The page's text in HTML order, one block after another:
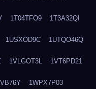
1T04TFO9 1T3A32QI
1USXOD9C 1UTQO46Q
1VLGOT3L 1VT6PD21
1WPX7P03